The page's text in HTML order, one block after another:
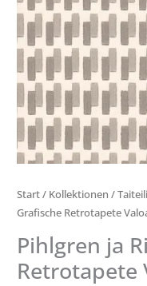
Start/ Kollektionen /
Grafische Retrotapete
Pihlgren ja
Retrotapete
Menge